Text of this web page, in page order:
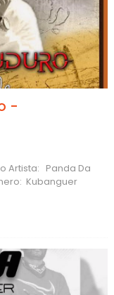
-
Artista: Panda Da
Kubanguer